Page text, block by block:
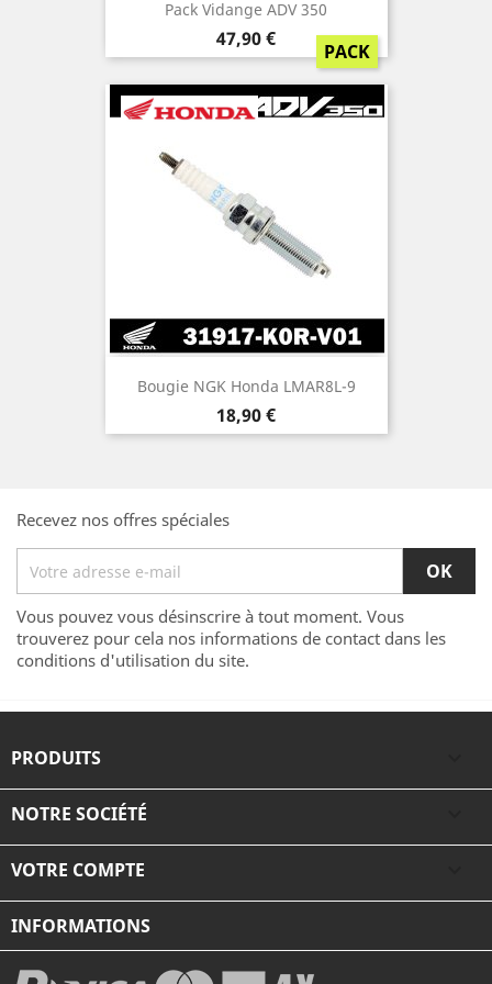
Pack Vidange ADV 350
Prix
47,90 €
PACK
Bougie NGK Honda LMAR8L-9
Prix
18,90 €
Recevez nos offres spéciales
Vous pouvez vous désinscrire à tout moment. Vous
trouverez pour cela nos informations de contact dans les
conditions d'utilisation du site.
PRODUITS
NOTRE SOCIÉTÉ
VOTRE COMPTE
INFORMATIONS